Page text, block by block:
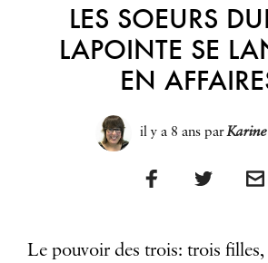
LES SOEURS
LAPOINTE SE
EN
il y a 8 ansparKarine
Le pouvoir des trois: trois filles,